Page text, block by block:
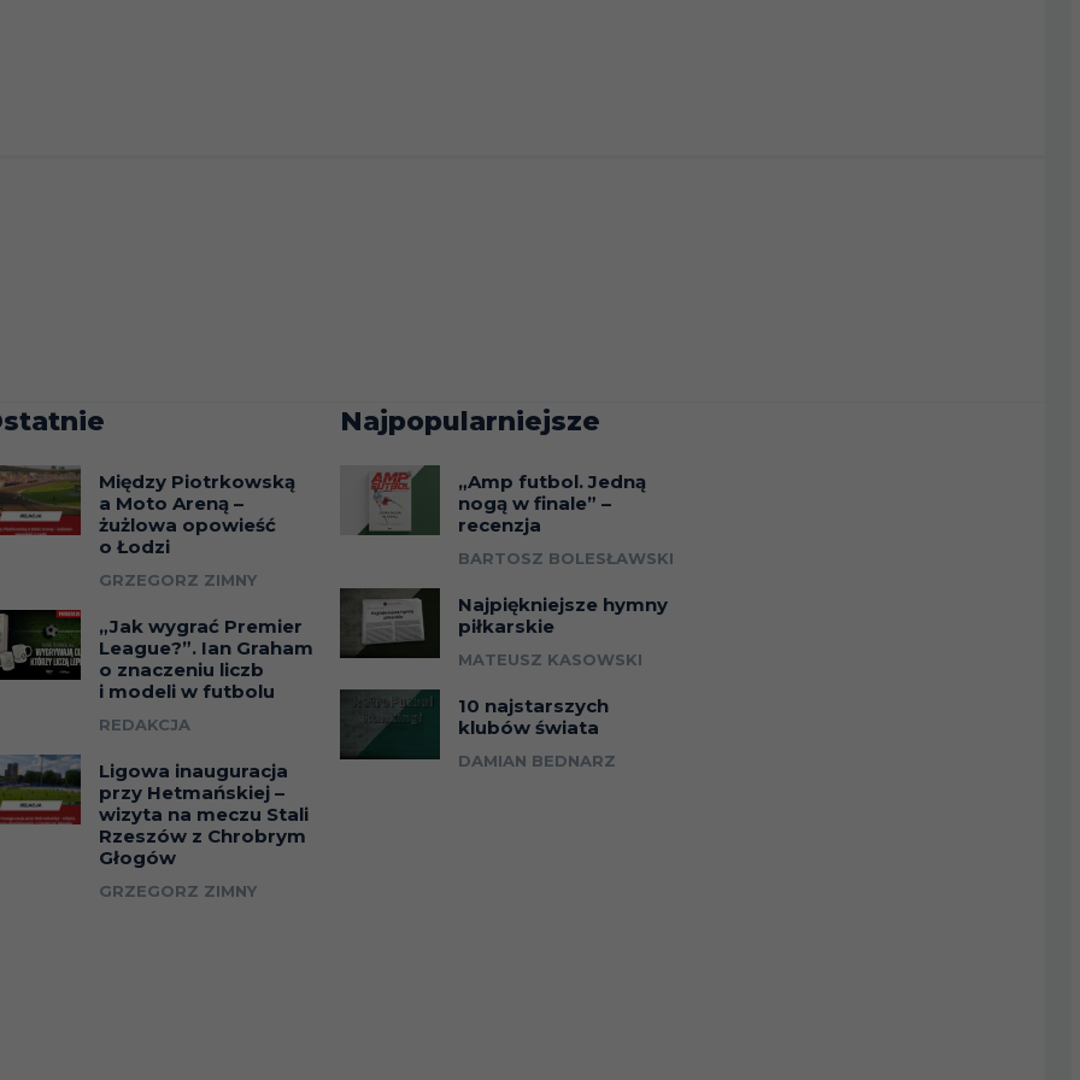
Między Piotrkowską
a Moto Areną –
żużlowa opowieść
o Łodzi
GRZEGORZ ZIMNY
„Jak wygrać Premier
League?”. Ian Graham
o znaczeniu liczb
i modeli w futbolu
REDAKCJA
Ligowa inauguracja
przy Hetmańskiej –
wizyta na meczu Stali
Rzeszów z Chrobrym
Głogów
GRZEGORZ ZIMNY
Najpopularniejsze
„Amp futbol. Jedną
nogą w finale” –
recenzja
BARTOSZ BOLESŁAWSKI
Najpiękniejsze hymny
piłkarskie
MATEUSZ KASOWSKI
10 najstarszych
klubów świata
DAMIAN BEDNARZ